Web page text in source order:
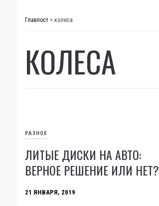
Главпост > колеса
КОЛЕСА
РАЗНОЕ
ЛИТЫЕ ДИСКИ НА АВТО:
ВЕРНОЕ РЕШЕНИЕ ИЛИ НЕТ?
21 ЯНВАРЯ, 2019